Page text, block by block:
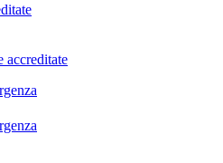
accreditate